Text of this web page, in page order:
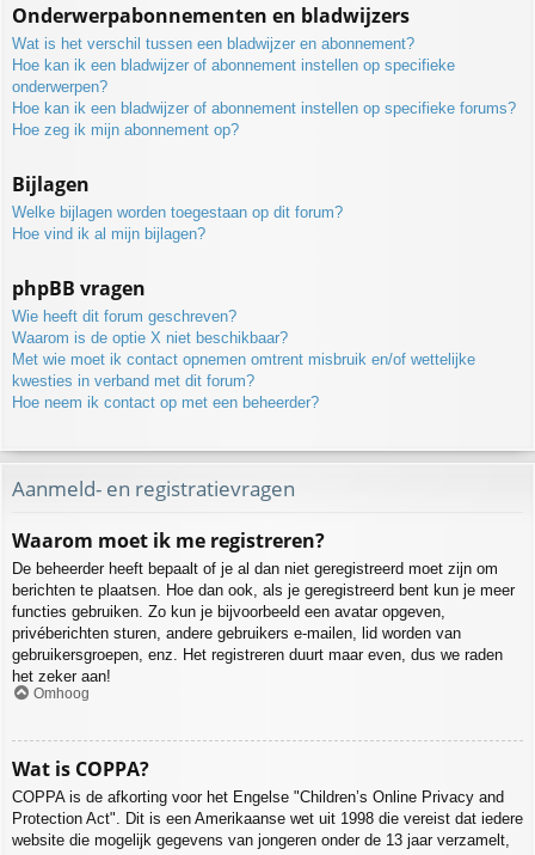
Onderwerpabonnementen en bladwijzers
Wat is het verschil tussen een bladwijzer en abonnement?
Hoe kan ik een bladwijzer of abonnement instellen op specifieke
onderwerpen?
Hoe kan ik een bladwijzer of abonnement instellen op specifieke forums?
Hoe zeg ik mijn abonnement op?
Bijlagen
Welke bijlagen worden toegestaan op dit forum?
Hoe vind ik al mijn bijlagen?
phpBB vragen
Wie heeft dit forum geschreven?
Waarom is de optie X niet beschikbaar?
Met wie moet ik contact opnemen omtrent misbruik en/of wettelijke
kwesties in verband met dit forum?
Hoe neem ik contact op met een beheerder?
Aanmeld- en registratievragen
Waarom moet ik me registreren?
De beheerder heeft bepaalt of je al dan niet geregistreerd moet zijn om
berichten te plaatsen. Hoe dan ook, als je geregistreerd bent kun je meer
functies gebruiken. Zo kun je bijvoorbeeld een avatar opgeven,
privéberichten sturen, andere gebruikers e-mailen, lid worden van
gebruikersgroepen, enz. Het registreren duurt maar even, dus we raden
het zeker aan!
Omhoog
Wat is COPPA?
COPPA is de afkorting voor het Engelse "Children’s Online Privacy and
Protection Act". Dit is een Amerikaanse wet uit 1998 die vereist dat iedere
website die mogelijk gegevens van jongeren onder de 13 jaar verzamelt,